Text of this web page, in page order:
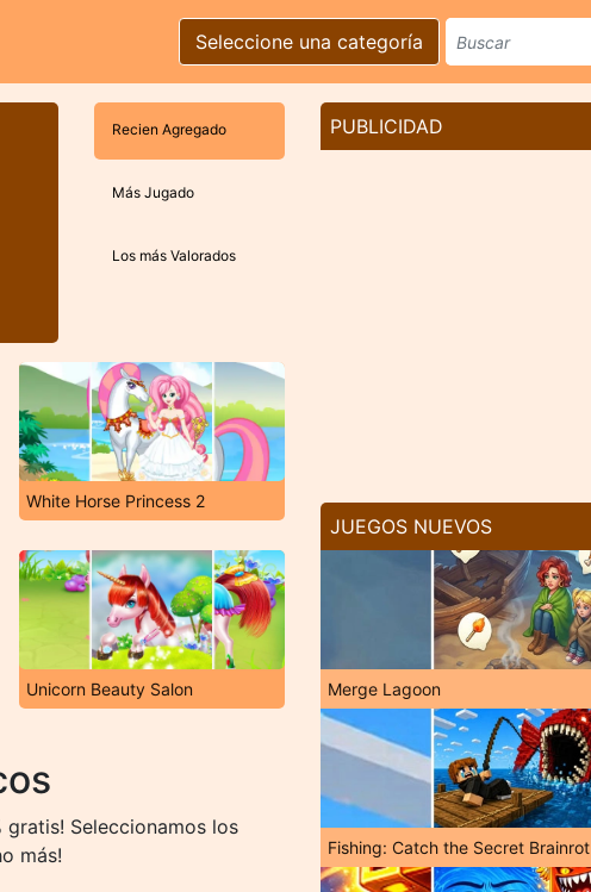
Seleccione una categoría
Recien Agregado
Más Jugado
Los más Valorados
White Horse Princess 2
Unicorn Beauty Salon
Seleccionamos los
más!
PUBLICIDAD
JUEGOS NUEVOS
Merge Lagoon
Fishing: Catch the Secret Brainrot